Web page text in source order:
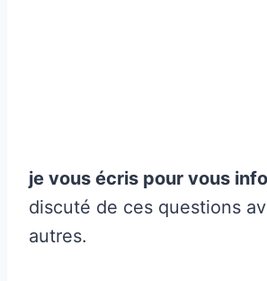
je vous écris pour vous
discuté de ces questions
autres.